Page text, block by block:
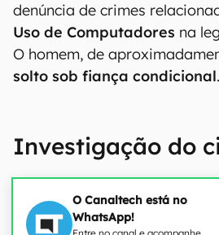
denúncia de crimes
Uso de Computadores na
O homem, de
solto sob fiança condicional.
Investigação do
O Canaltech está no
WhatsApp!